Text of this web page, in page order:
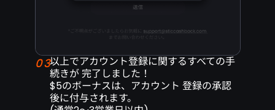
03以上でアカウント登録に関するすべての手
続きが完了しました！
$5のボーナスは、アカウント 登録の承認
後に付与されます。